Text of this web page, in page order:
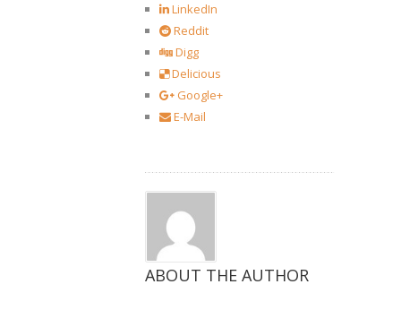
LinkedIn
Reddit
Digg
Delicious
Google+
E-Mail
ABOUT THE AUTHOR